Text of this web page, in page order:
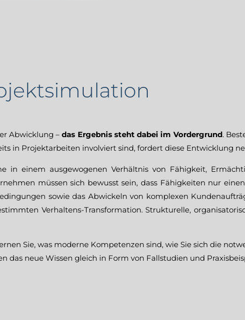
Abwicklung –das Ergebnis steht dabei im Vordergrund.
in Projektarbeiten involviert sind, fordert diese Entwicklung
in einem ausgewogenen Verhältnis von Fähigkeit,
müssen sich bewusst sein, dass Fähigkeiten nur
sowie das Abwickeln von komplexen
Verhaltens-Transformation. Strukturelle,
Sie, was moderne Kompetenzen sind, wie Sie sich die
das neue Wissen gleich in Form von Fallstudien und